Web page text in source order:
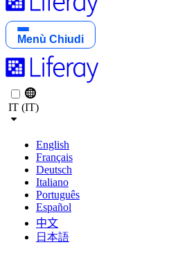
Menù Chiudi
IT (IT)
English
Français
Deutsch
Italiano
Português
Español
中文
日本語